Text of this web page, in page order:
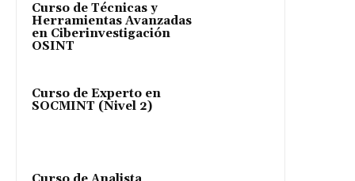
Curso de Técnicas y
Herramientas Avanzadas
en Ciberinvestigación
OSINT
Curso de Experto en
SOCMINT (Nivel 2)